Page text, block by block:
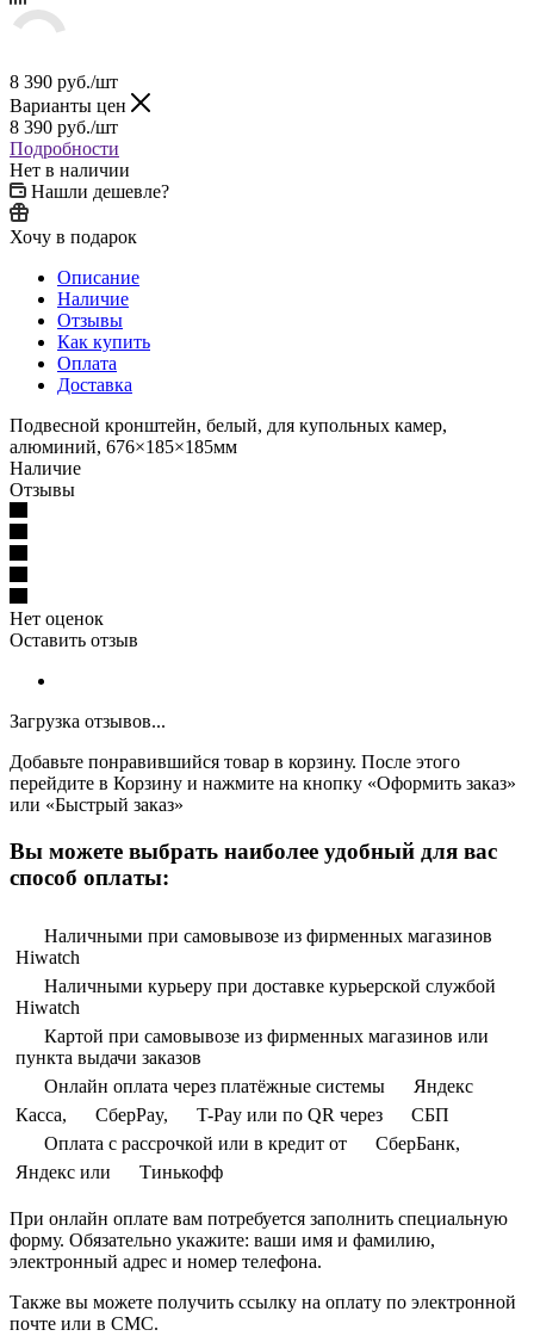
8 390 руб./шт
Варианты цен
8 390 руб./шт
Подробности
Нет в наличии
Нашли дешевле?
Хочу в подарок
Описание
Наличие
Отзывы
Как купить
Оплата
Доставка
Подвесной кронштейн, белый, для купольных камер,
алюминий, 676×185×185мм
Наличие
Отзывы
Нет оценок
Оставить отзыв
Загрузка отзывов...
Добавьте понравившийся товар в корзину. После этого
перейдите в Корзину и нажмите на кнопку «Оформить заказ»
или «Быстрый заказ»
Вы можете выбрать наиболее удобный для вас
способ оплаты:
Наличными при самовывозе из фирменных магазинов
Hiwatch
Наличными курьеру при доставке курьерской службой
Hiwatch
Картой при самовывозе из фирменных магазинов или
пункта выдачи заказов
Онлайн оплата через платёжные системы
Яндекс
Касса,
СберPay, T-Pay или по QR через
СБП
Оплата с рассрочкой или в кредит от
СберБанк,
Яндекс или
Тинькофф
При онлайн оплате вам потребуется заполнить специальную
форму. Обязательно укажите: ваши имя и фамилию,
электронный адрес и номер телефона.
Также вы можете получить ссылку на оплату по электронной
почте или в СМС.